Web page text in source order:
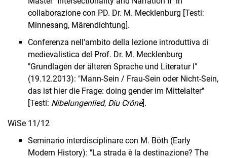
collaborazione con PD. Dr. M. Mecklenburg [Testi:
Minnesang, Märendich­tung].
Conferenza nell'ambito della lezione introduttiva di
medievalistica del Prof. Dr. M. Mecklenburg
"Grundlagen der älteren Sprache und Literatur I"
(19.12.2013): "Mann-Sein / Frau-Sein oder Nicht-Sein,
das ist hier die Frage: doing gender im Mittelalter"
[Testi: Nibelungenlied, Diu Crône].
WiSe 11/12
Seminario interdisciplinare con M. Böth (Early
Modern History): "La strada è la destinazione? The